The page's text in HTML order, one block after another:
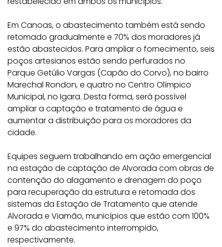
Em Canoas, o abastecimento também está sendo
retomado gradualmente e 70% dos moradores já
estão abastecidos. Para ampliar o fornecimento, seis
poços artesianos estão sendo perfurados no
Parque Getúlio Vargas (Capão do Corvo), no bairro
Marechal Rondon, e quatro no Centro Olímpico
Municipal, no Igara. Desta forma, será possível
ampliar a captação e tratamento de água e
aumentar a distribuição para os moradores da
cidade.
Equipes seguem trabalhando em ação emergencial
na estação de captação de Alvorada com obras de
contenção do alagamento e drenagem do poço
para recuperação da estrutura e retomada dos
sistemas da Estação de Tratamento que atende
Alvorada e Viamão, municípios que estão com 100%
e 97% do abastecimento interrompido,
respectivamente.